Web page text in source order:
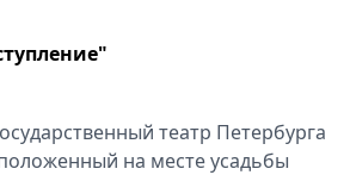
театр Петербурга
на месте усадьбы